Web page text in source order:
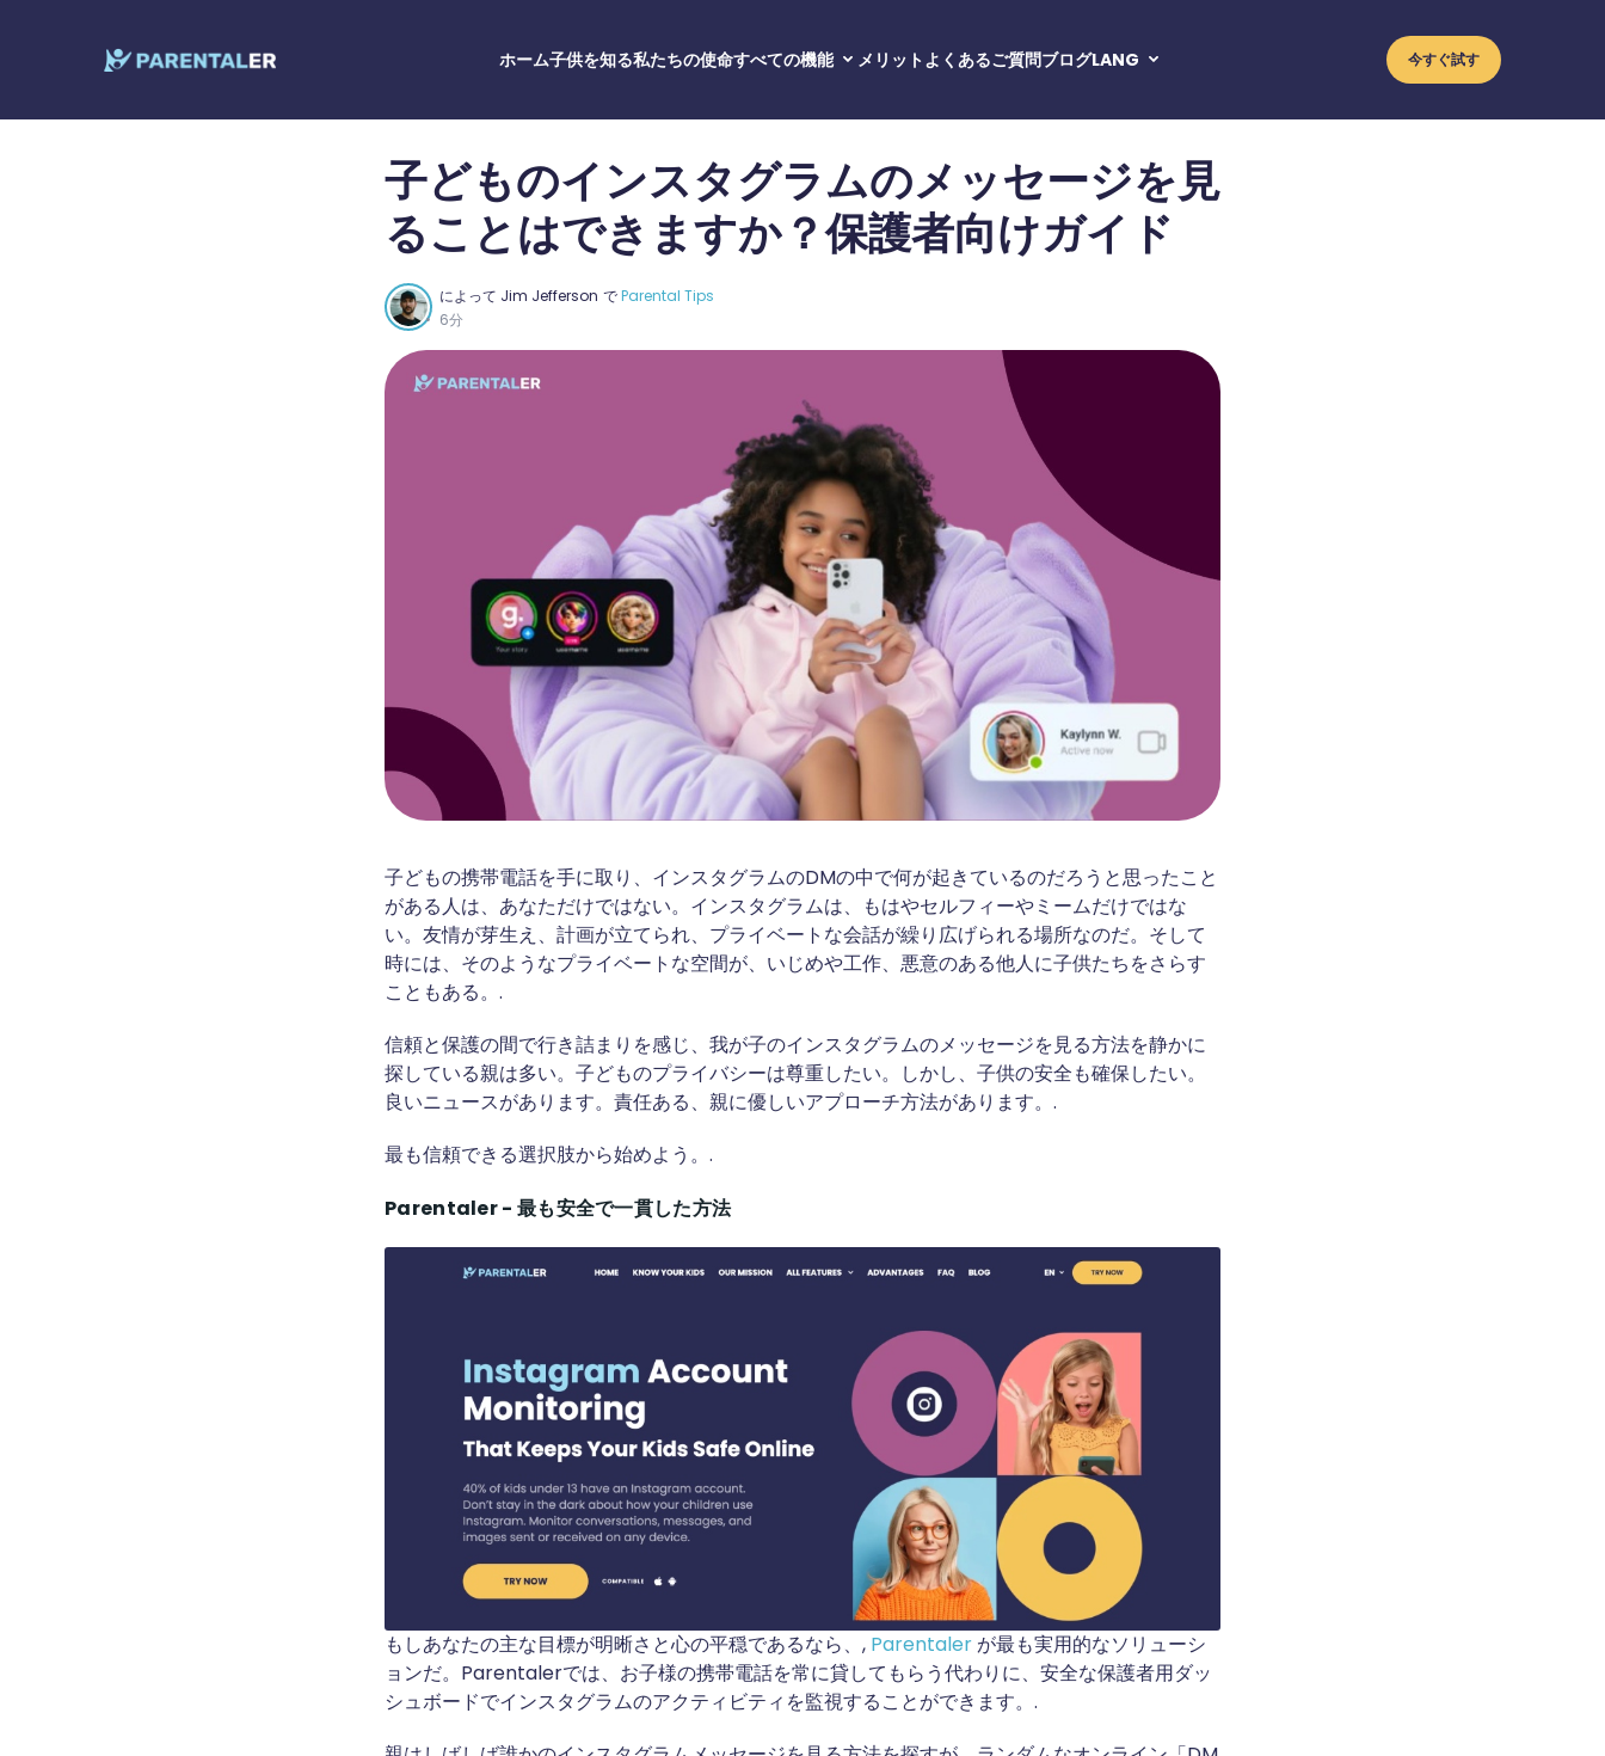
ホーム子供を知る私たちの使命すべての機能
テキストと通話
WhatsApp
アイメッセージ
フェイスブック
テレグラム
バイバー
キク
電話番号
SMSとメッセンジャー
オペレーティングシステム
iPhone
iPad
所在地
GPS
ジオフェンシング
ポルノブロッカー
アンドロイド・コンテンツ・フィルター
iPhoneコンテンツフィルター
メリットよくあるご質問ブログLANG 今すぐ試す
子どものインスタグラムのメッセージを見
ることはできますか？保護者向けガイド
によって Jim Jefferson でParental Tips
6分
子どもの携帯電話を手に取り、インスタグラムのDMの中で何が起きているのだろうと思ったこと
がある人は、あなただけではない。インスタグラムは、もはやセルフィーやミームだけではな
い。友情が芽生え、計画が立てられ、プライベートな会話が繰り広げられる場所なのだ。そして
時には、そのようなプライベートな空間が、いじめや工作、悪意のある他人に子供たちをさらす
こともある。.
信頼と保護の間で行き詰まりを感じ、我が子のインスタグラムのメッセージを見る方法を静かに
探している親は多い。子どものプライバシーは尊重したい。しかし、子供の安全も確保したい。
良いニュースがあります。責任ある、親に優しいアプローチ方法があります。.
最も信頼できる選択肢から始めよう。.
Parentaler - 最も安全で一貫した方法
もしあなたの主な目標が明晰さと心の平穏であるなら、, Parentalerが最も実用的なソリューシ
ョンだ。Parentalerでは、お子様の携帯電話を常に貸してもらう代わりに、安全な保護者用ダッ
シュボードでインスタグラムのアクティビティを監視することができます。.